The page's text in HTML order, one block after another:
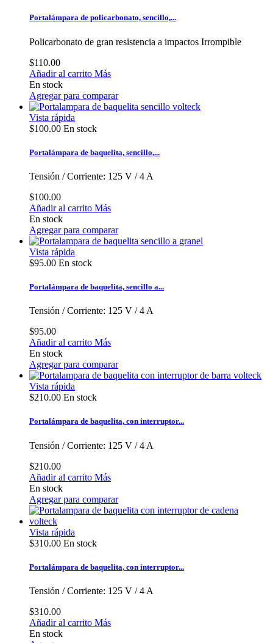
Portalámpara de policarbonato, sencillo,...
Policarbonato de gran resistencia a impactos Irrompible
$110.00
Añadir al carrito Más
En stock
Agregar para comparar
Vista rápida
$100.00 En stock
Portalámpara de baquelita, sencillo,...
Tensión / Corriente: 125 V / 4 A
$100.00
Añadir al carrito Más
En stock
Agregar para comparar
Vista rápida
$95.00 En stock
Portalámpara de baquelita, sencillo a...
Tensión / Corriente: 125 V / 4 A
$95.00
Añadir al carrito Más
En stock
Agregar para comparar
Vista rápida
$210.00 En stock
Portalámpara de baquelita, con interruptor...
Tensión / Corriente: 125 V / 4 A
$210.00
Añadir al carrito Más
En stock
Agregar para comparar
Vista rápida
$310.00 En stock
Portalámpara de baquelita, con interruptor...
Tensión / Corriente: 125 V / 4 A
$310.00
Añadir al carrito Más
En stock